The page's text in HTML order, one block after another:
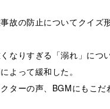
故の防止についてクイズ
なりすぎる「溺れ」につ
よって緩和した。
ターの声、BGMにもこだ